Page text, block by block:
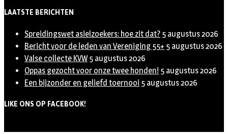
LAATSTE BERICHTEN
Spreidingswet asielzoekers: hoe zit dat? 5 augustus 2026
Bericht voor de leden van Vereniging 55+ 5 augustus 2026
Valse collecte KVW 5 augustus 2026
Oppas gezocht voor onze twee honden! 5 augustus 2026
Een bijzonder en geliefd toernooi 5 augustus 2026
LIKE ONS OP FACEBOOK!